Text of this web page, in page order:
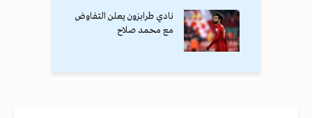
نادي طرابزون يعلن التفاوض
مع محمد صلاح